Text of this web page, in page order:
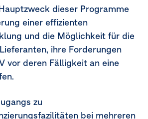
dieser Programme
einer effizienten
und die Möglichkeit für die
ihre Forderungen
vor deren Fälligkeit an eine
zu
bei mehreren